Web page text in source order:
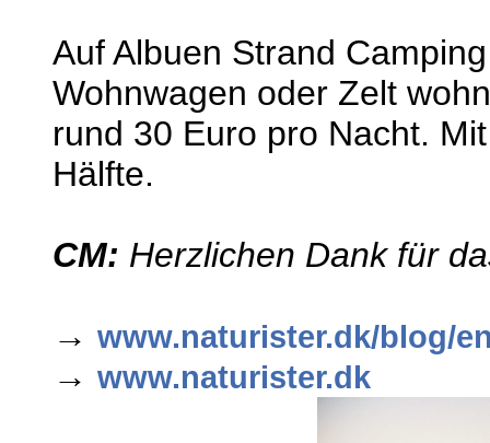
Auf Albuen Strand
Wohnwagen oder Zelt
rund 30 Euro pro Nacht.
Hälfte.
CM: Herzlichen Dank für
→ www.naturister.dk/blog/
→ www.naturister.dk